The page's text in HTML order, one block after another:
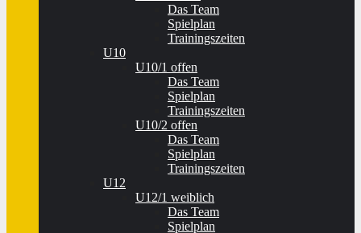
Das Team
Spielplan
Trainingszeiten
U10
U10/1 offen
Das Team
Spielplan
Trainingszeiten
U10/2 offen
Das Team
Spielplan
Trainingszeiten
U12
U12/1 weiblich
Das Team
Spielplan